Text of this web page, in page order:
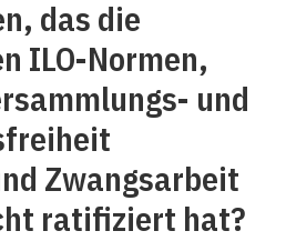
das die
ILO-Normen,
und
Zwangsarbeit
ratifiziert hat?